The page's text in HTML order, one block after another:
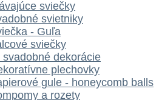
sviečky
svietniky
- Guľa
sviečky
svadobné dekorácie
plechovky
gule - honeycomb balls
a rozety